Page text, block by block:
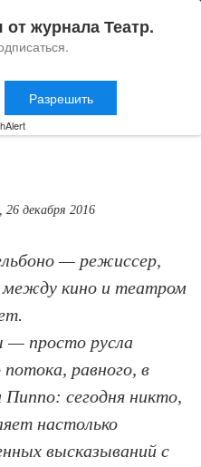
work in
26 декабря 2016
— режиссер,
между кино и театром
— просто русла
потока, равного, в
сегодня никто,
настолько
высказываний с
журнала Театр.
Разрешить